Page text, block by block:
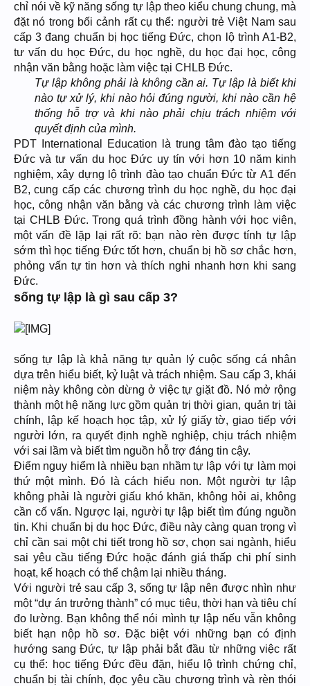
chỉ nói về kỹ năng sống tự lập theo kiểu chung chung, mà
đặt nó trong bối cảnh rất cụ thể: người trẻ Việt Nam sau
cấp 3 đang chuẩn bị học tiếng Đức, chọn lộ trình A1-B2,
tư vấn du học Đức, du học nghề, du học đại học, công
nhận văn bằng hoặc làm việc tại CHLB Đức.
Tự lập không phải là không cần ai. Tự lập là biết khi
nào tự xử lý, khi nào hỏi đúng người, khi nào cần hệ
thống hỗ trợ và khi nào phải chịu trách nhiệm với
quyết định của mình.
PDT International Education là trung tâm đào tạo tiếng
Đức và tư vấn du học Đức uy tín với hơn 10 năm kinh
nghiệm, xây dựng lộ trình đào tạo chuẩn Đức từ A1 đến
B2, cung cấp các chương trình du học nghề, du học đại
học, công nhận văn bằng và các chương trình làm việc
tại CHLB Đức. Trong quá trình đồng hành với học viên,
một vấn đề lặp lại rất rõ: bạn nào rèn được tính tự lập
sớm thì học tiếng Đức tốt hơn, chuẩn bị hồ sơ chắc hơn,
phỏng vấn tự tin hơn và thích nghi nhanh hơn khi sang
Đức.
sống tự lập là gì sau cấp 3?
sống tự lập là khả năng tự quản lý cuộc sống cá nhân
dựa trên hiểu biết, kỷ luật và trách nhiệm. Sau cấp 3, khái
niệm này không còn dừng ở việc tự giặt đồ. Nó mở rộng
thành một hệ năng lực gồm quản trị thời gian, quản trị tài
chính, lập kế hoạch học tập, xử lý giấy tờ, giao tiếp với
người lớn, ra quyết định nghề nghiệp, chịu trách nhiệm
với sai lầm và biết tìm nguồn hỗ trợ đáng tin cậy.
Điểm nguy hiểm là nhiều bạn nhầm tự lập với tự làm mọi
thứ một mình. Đó là cách hiểu non. Một người tự lập
không phải là người giấu khó khăn, không hỏi ai, không
cần cố vấn. Ngược lại, người tự lập biết tìm đúng nguồn
tin. Khi chuẩn bị du học Đức, điều này càng quan trọng vì
chỉ cần sai một chi tiết trong hồ sơ, chọn sai ngành, hiểu
sai yêu cầu tiếng Đức hoặc đánh giá thấp chi phí sinh
hoạt, kế hoạch có thể chậm lại nhiều tháng.
Với người trẻ sau cấp 3, sống tự lập nên được nhìn như
một “dự án trưởng thành” có mục tiêu, thời hạn và tiêu chí
đo lường. Bạn không thể nói mình tự lập nếu vẫn không
biết hạn nộp hồ sơ. Đặc biệt với những bạn có định
hướng sang Đức, tự lập phải bắt đầu từ những việc rất
cụ thể: học tiếng Đức đều đặn, hiểu lộ trình chứng chỉ,
chuẩn bị tài chính, đọc yêu cầu chương trình và rèn thói